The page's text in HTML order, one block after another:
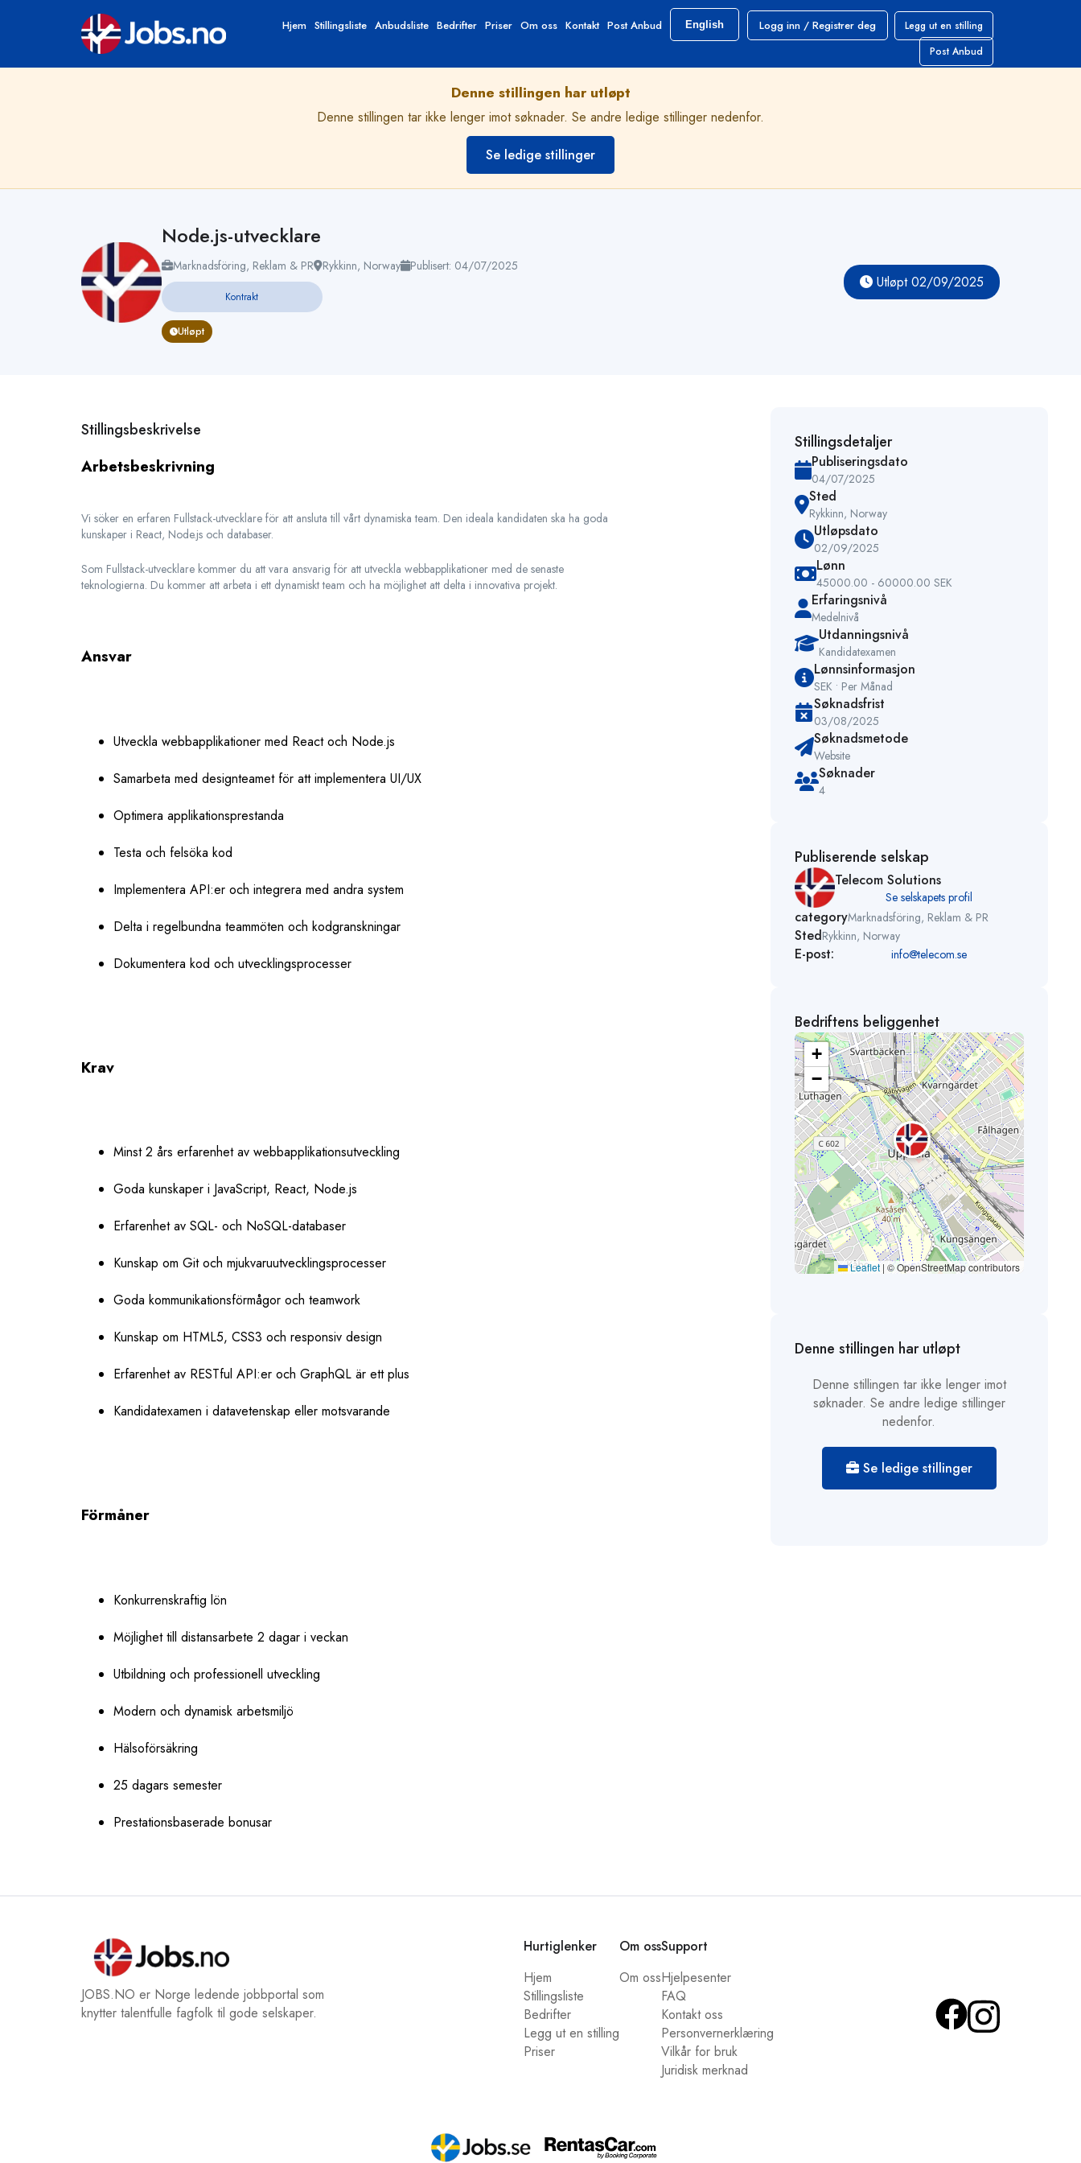
Hjem Stillingsliste Anbudsliste Bedrifter Priser Om oss Kontakt Post Anbud English Logg inn / Registrer deg
Legg ut en stilling
Post Anbud
Denne stillingen har utløpt
Denne stillingen tar ikke lenger imot søknader. Se andre ledige stillinger nedenfor.
Se ledige stillinger
Node.js-utvecklare
Marknadsföring, Reklam & PR Rykkinn, Norway Publisert: 04/07/2025
Kontrakt
Utløpt
Utløpt 02/09/2025
Stillingsbeskrivelse
Arbetsbeskrivning
Vi söker en erfaren Fullstack-utvecklare för att ansluta till vårt dynamiska team. Den ideala kandidaten ska ha goda
kunskaper i React, Node.js och databaser.
Som Fullstack-utvecklare kommer du att vara ansvarig för att utveckla webbapplikationer med de senaste
teknologierna. Du kommer att arbeta i ett dynamiskt team och ha möjlighet att delta i innovativa projekt.
Ansvar
Utveckla webbapplikationer med React och Node.js
Samarbeta med designteamet för att implementera UI/UX
Optimera applikationsprestanda
Testa och felsöka kod
Implementera API:er och integrera med andra system
Delta i regelbundna teammöten och kodgranskningar
Dokumentera kod och utvecklingsprocesser
Krav
Minst 2 års erfarenhet av webbapplikationsutveckling
Goda kunskaper i JavaScript, React, Node.js
Erfarenhet av SQL- och NoSQL-databaser
Kunskap om Git och mjukvaruutvecklingsprocesser
Goda kommunikationsförmågor och teamwork
Kunskap om HTML5, CSS3 och responsiv design
Erfarenhet av RESTful API:er och GraphQL är ett plus
Kandidatexamen i datavetenskap eller motsvarande
Förmåner
Konkurrenskraftig lön
Möjlighet till distansarbete 2 dagar i veckan
Utbildning och professionell utveckling
Modern och dynamisk arbetsmiljö
Hälsoförsäkring
25 dagars semester
Prestationsbaserade bonusar
Stillingsdetaljer
Publiseringsdato
04/07/2025
Sted
Rykkinn, Norway
Utløpsdato
02/09/2025
Lønn
45000.00 - 60000.00 SEK
Erfaringsnivå
Medelnivå
Utdanningsnivå
Kandidatexamen
Lønnsinformasjon
SEK • Per Månad
Søknadsfrist
03/08/2025
Søknadsmetode
Website
Søknader
4
Publiserende selskap
Telecom Solutions
Se selskapets profil
categoryMarknadsföring, Reklam & PR
StedRykkinn, Norway
E-post: info@telecom.se
Bedriftens beliggenhet
+
−
Leaflet | © OpenStreetMap contributors
Denne stillingen har utløpt
Denne stillingen tar ikke lenger imot
søknader. Se andre ledige stillinger
nedenfor.
Se ledige stillinger
JOBS.NO er Norge ledende jobbportal som
knytter talentfulle fagfolk til gode selskaper.
Hurtiglenker
Hjem
Stillingsliste
Bedrifter
Legg ut en stilling
Priser
Om oss
Om oss
Support
Hjelpesenter
FAQ
Kontakt oss
Personvernerklæring
Vilkår for bruk
Juridisk merknad